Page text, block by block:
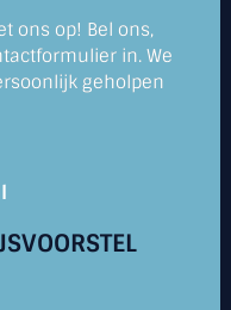
ons op! Bel ons,
in. We
geholpen